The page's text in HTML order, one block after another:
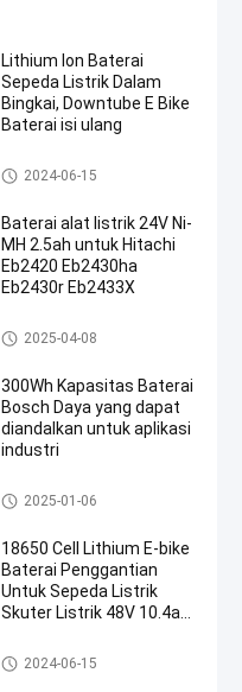
Lithium Ion Baterai
Sepeda Listrik Dalam
Bingkai, Downtube E Bike
Baterai isi ulang
Baterai Sepeda Listrik Dalam
Bingkai
2024-06-15
Baterai alat listrik 24V Ni-
MH 2.5ah untuk Hitachi
Eb2420 Eb2430ha
Eb2430r Eb2433X
Baterai Litium Untuk Alat-alat
Listrik
2025-04-08
300Wh Kapasitas Baterai
Bosch Daya yang dapat
diandalkan untuk aplikasi
industri
Baterai Bosch Powerpack 300
2025-01-06
18650 Cell Lithium E-bike
Baterai Penggantian
Untuk Sepeda Listrik
Skuter Listrik 48V 10.4ah
Baterai Ebike Downtube
2024-06-15